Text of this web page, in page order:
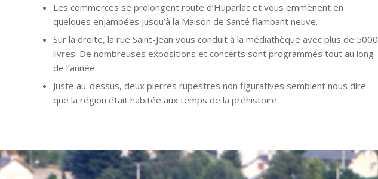
Les commerces se prolongent route d’Huparlac et vous emmènent en
quelques enjambées jusqu’à la Maison de Santé flambant neuve.
Sur la droite, la rue Saint-Jean vous conduit à la médiathèque avec plus de 5000
livres. De nombreuses expositions et concerts sont programmés tout au long
de l’année.
Juste au-dessus, deux pierres rupestres non figuratives semblent nous dire
que la région était habitée aux temps de la préhistoire.